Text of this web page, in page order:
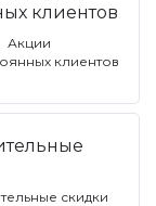
Акции
клиентов
скидки